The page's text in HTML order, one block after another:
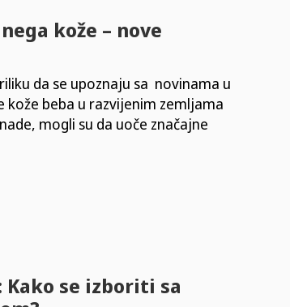
kože – nove
da se upoznaju sa novinama u
kože beba u razvijenim zemljama
mogli su da uoče značajne
se izboriti sa